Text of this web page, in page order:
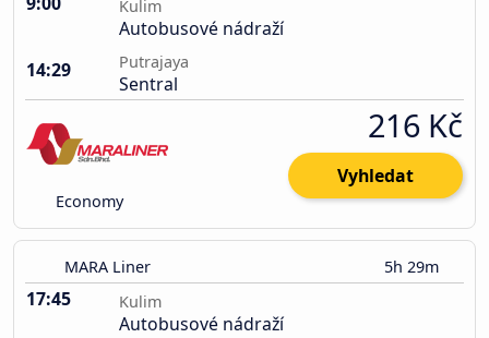
Kulim
Autobusové nádraží
14:29
Putrajaya
Sentral
Economy
216 Kč
Vyhledat
MARA Liner 5h 29m
17:45 Kulim
Autobusové nádraží